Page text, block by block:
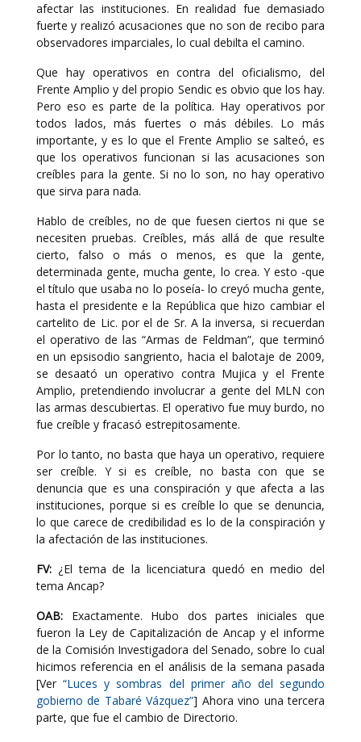
afectar las instituciones. En realidad fue demasiado
fuerte y realizó acusaciones que no son de recibo para
observadores imparciales, lo cual debilta el camino.
Que hay operativos en contra del oficialismo, del
Frente Amplio y del propio Sendic es obvio que los hay.
Pero eso es parte de la política. Hay operativos por
todos lados, más fuertes o más débiles. Lo más
importante, y es lo que el Frente Amplio se salteó, es
que los operativos funcionan si las acusaciones son
creíbles para la gente. Si no lo son, no hay operativo
que sirva para nada.
Hablo de creíbles, no de que fuesen ciertos ni que se
necesiten pruebas. Creíbles, más allá de que resulte
cierto, falso o más o menos, es que la gente,
determinada gente, mucha gente, lo crea. Y esto -que
el título que usaba no lo poseía- lo creyó mucha gente,
hasta el presidente e la República que hizo cambiar el
cartelito de Lic. por el de Sr. A la inversa, si recuerdan
el operativo de las “Armas de Feldman”, que terminó
en un epsisodio sangriento, hacia el balotaje de 2009,
se desaató un operativo contra Mujica y el Frente
Amplio, pretendiendo involucrar a gente del MLN con
las armas descubiertas. El operativo fue muy burdo, no
fue creíble y fracasó estrepitosamente.
Por lo tanto, no basta que haya un operativo, requiere
ser creíble. Y si es creíble, no basta con que se
denuncia que es una conspiración y que afecta a las
instituciones, porque si es creíble lo que se denuncia,
lo que carece de credibilidad es lo de la conspiración y
la afectación de las instituciones.
FV: ¿El tema de la licenciatura quedó en medio del
tema Ancap?
OAB: Exactamente. Hubo dos partes iniciales que
fueron la Ley de Capitalización de Ancap y el informe
de la Comisión Investigadora del Senado, sobre lo cual
hicimos referencia en el análisis de la semana pasada
[Ver“Luces y sombras del primer año del segundo
gobierno de Tabaré Vázquez”] Ahora vino una tercera
parte, que fue el cambio de Directorio.